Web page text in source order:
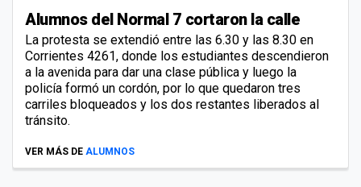
Alumnos del Normal 7 cortaron la calle
La protesta se extendió entre las 6.30 y las 8.30 en
Corrientes 4261, donde los estudiantes descendieron
a la avenida para dar una clase pública y luego la
policía formó un cordón, por lo que quedaron tres
carriles bloqueados y los dos restantes liberados al
tránsito.
VER MÁS DE ALUMNOS